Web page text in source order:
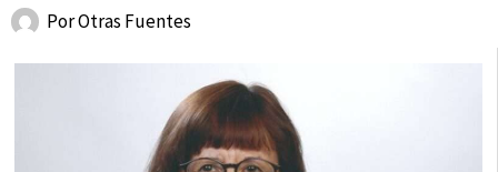
PorOtras Fuentes